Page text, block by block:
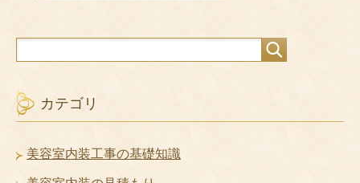
カテゴリ
美容室内装工事の基礎知識